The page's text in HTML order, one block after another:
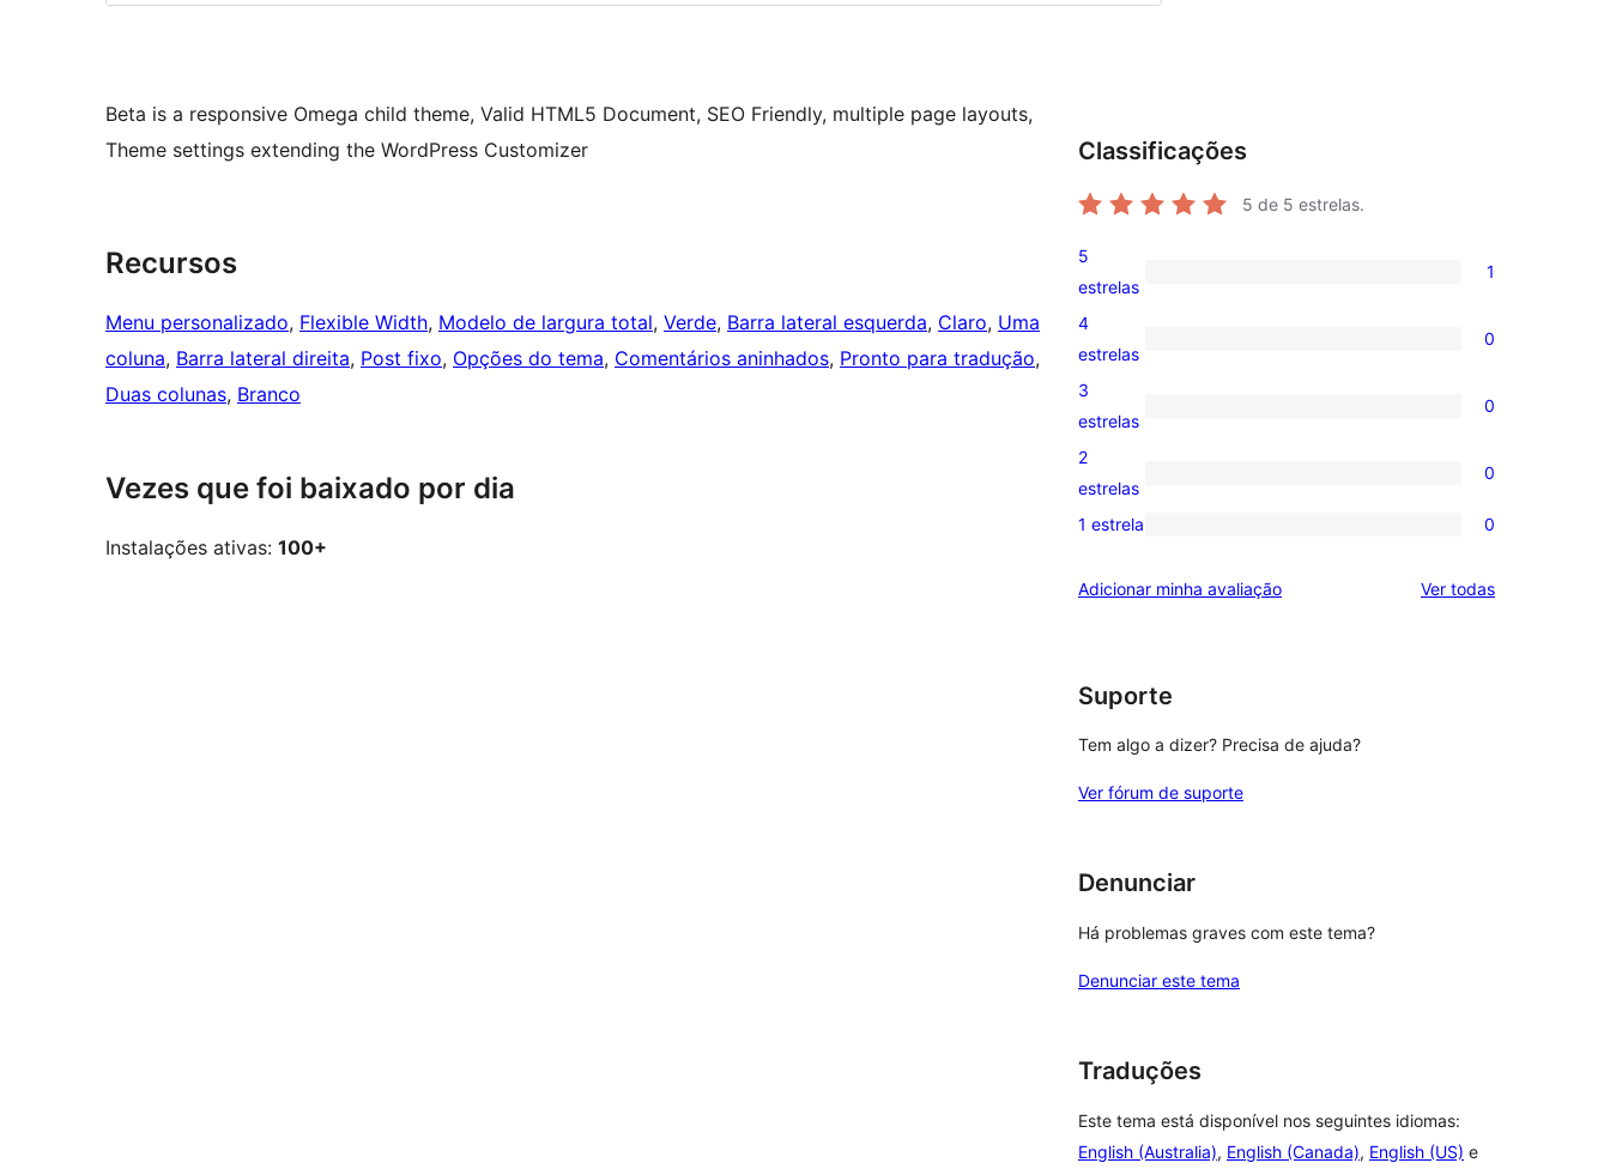
Beta is a responsive Omega child theme, Valid HTML5 Document, SEO Friendly, multiple page layouts,
Theme settings extending the WordPress Customizer
Recursos
Menu personalizado, Flexible Width, Modelo de largura total, Verde, Barra lateral esquerda, Claro, Uma
coluna, Barra lateral direita, Post fixo, Opções do tema, Comentários aninhados, Pronto para tradução
Duas colunas, Branco
Vezes que foi baixado por dia
Instalações ativas: 100+
Classificações
5 de 5 estrelas.
1
avaliação
com
5
estrelas
1
0
avaliação
com
4
estrelas
0
0
avaliação
com
3
estrelas
0
0
avaliação
2
2
estrelas
0
0
com
1 estrela 0
Adicionar minha avaliação Ver todasavaliações
Suporte
Tem algo a dizer? Precisa de ajuda?
Ver fórum de suporte
Denunciar
Há problemas graves com este tema?
Denunciar este tema
Traduções
Este tema está disponível nos seguintes idiomas:
English (Australia), English (Canada), English (US) e